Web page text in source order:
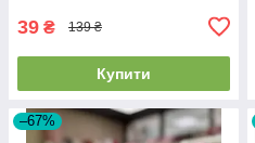
39 ₴ 139 ₴
Купити
–67%